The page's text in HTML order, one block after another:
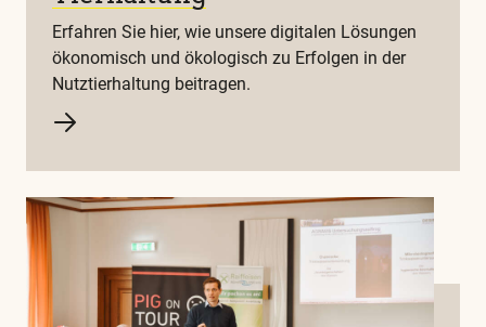
Erfahren Sie hier, wie unsere digitalen Lösungen
ökonomisch und ökologisch zu Erfolgen in der
Nutztierhaltung beitragen.